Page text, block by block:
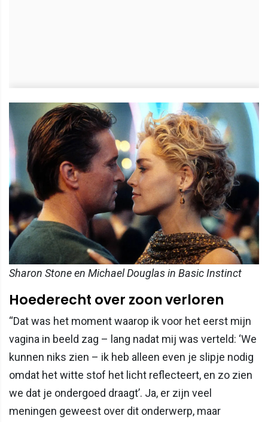
Sharon Stone en Michael Douglas in Basic Instinct
Hoederecht over zoon verloren
“Dat was het moment waarop ik voor het eerst mijn
vagina in beeld zag – lang nadat mij was verteld: ‘We
kunnen niks zien – ik heb alleen even je slipje nodig
omdat het witte stof het licht reflecteert, en zo zien
we dat je ondergoed draagt’. Ja, er zijn veel
meningen geweest over dit onderwerp, maar